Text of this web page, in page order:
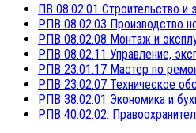
ПВ 08.02.01 Строительство и
РПВ 08.02.03 Производство
РПВ 08.02.08 Монтаж и
РПВ 08.02.11 Управление,
РПВ 23.01.17 Мастер по
РПВ 23.02.07 Техническое
РПВ 38.02.01 Экономика и
РПВ 40.02.02.